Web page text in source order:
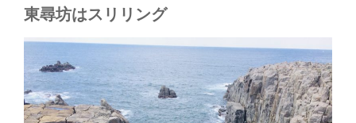
東尋坊はスリリング